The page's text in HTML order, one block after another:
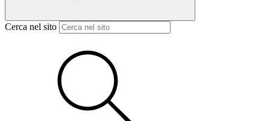
Cerca nel sito